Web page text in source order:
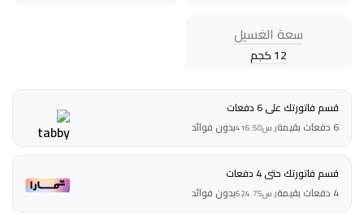
سعة الغسيل
12 كجم
قسم فاتورتك على 6 دفعات
6 دفعات بقيمة
ر.س416.50بدون فوائد
قسم فاتورتك حتى 4 دفعات
4 دفعات بقيمة
ر.س624.75بدون فوائد